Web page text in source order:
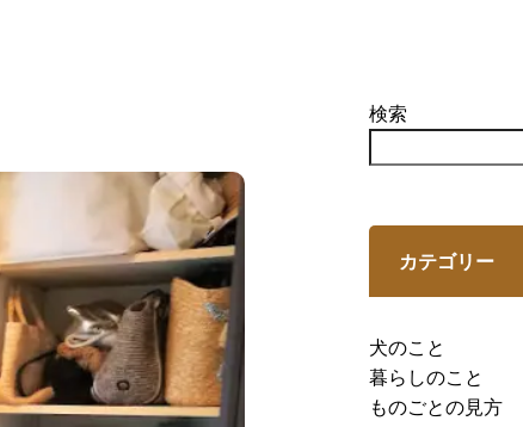
検索
カテゴリー
犬のこと
暮らしのこと
ものごとの見方